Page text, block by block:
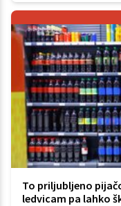
To priljubljeno
ledvicam pa lahko